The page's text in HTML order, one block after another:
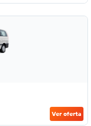
Ver oferta